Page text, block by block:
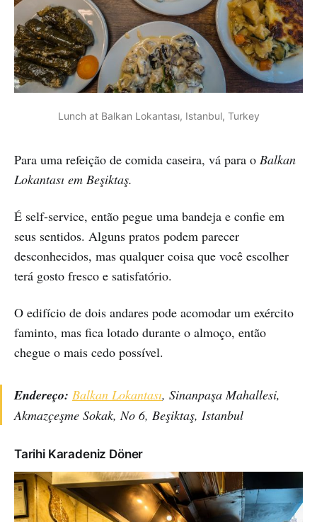
Lunch at Balkan Lokantası, Istanbul, Turkey
Para uma refeição de comida caseira, vá para o Balkan
Lokantası em Beşiktaş.
É self-service, então pegue uma bandeja e confie em
seus sentidos. Alguns pratos podem parecer
desconhecidos, mas qualquer coisa que você escolher
terá gosto fresco e satisfatório.
O edifício de dois andares pode acomodar um exército
faminto, mas fica lotado durante o almoço, então
chegue o mais cedo possível.
Endereço: Balkan Lokantası, Sinanpaşa Mahallesi,
Akmazçeşme Sokak, No 6, Beşiktaş, Istanbul
Tarihi Karadeniz Döner